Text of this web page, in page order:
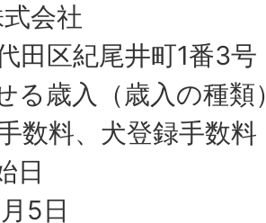
会社
田区紀尾井町1番3号
る歳入（歳入の種類
数料、犬登録手数料
日
5日